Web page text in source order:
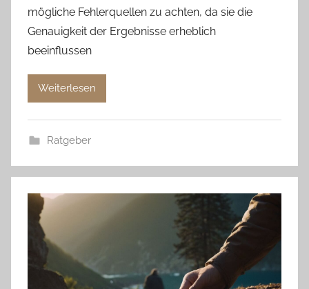
mögliche Fehlerquellen zu achten, da sie die
Genauigkeit der Ergebnisse erheblich
beeinflussen
Weiterlesen
Ratgeber